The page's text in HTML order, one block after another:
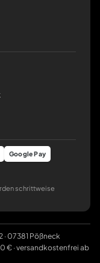
Google Pay
schrittweise
· 07381 Pößneck
€ · versandkostenfrei ab